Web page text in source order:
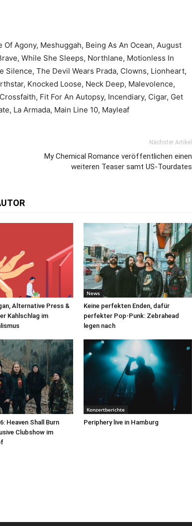
Agony, Meshuggah, Being As An Ocean, August
While She Sleeps, Northlane, Motionless In
The Devil Wears Prada, Clowns, Lionheart,
Knocked Loose, Neck Deep, Malevolence,
Fit For An Autopsy, Incendiary, Cigar, Get
La Armada, Main Line 10, Mayleaf
Nächster Artikel
My Chemical Romance veröffentlichen einen
weiteren Teaser samt US-Tourdates
Alternative Press &
Kahlschlag im
News
Keine perfekten Enden, dafür
perfekter Pop-Punk: Zebrahead
legen nach
Heaven Shall Burn
Clubshow im
Konzertberichte
Periphery live in Hamburg